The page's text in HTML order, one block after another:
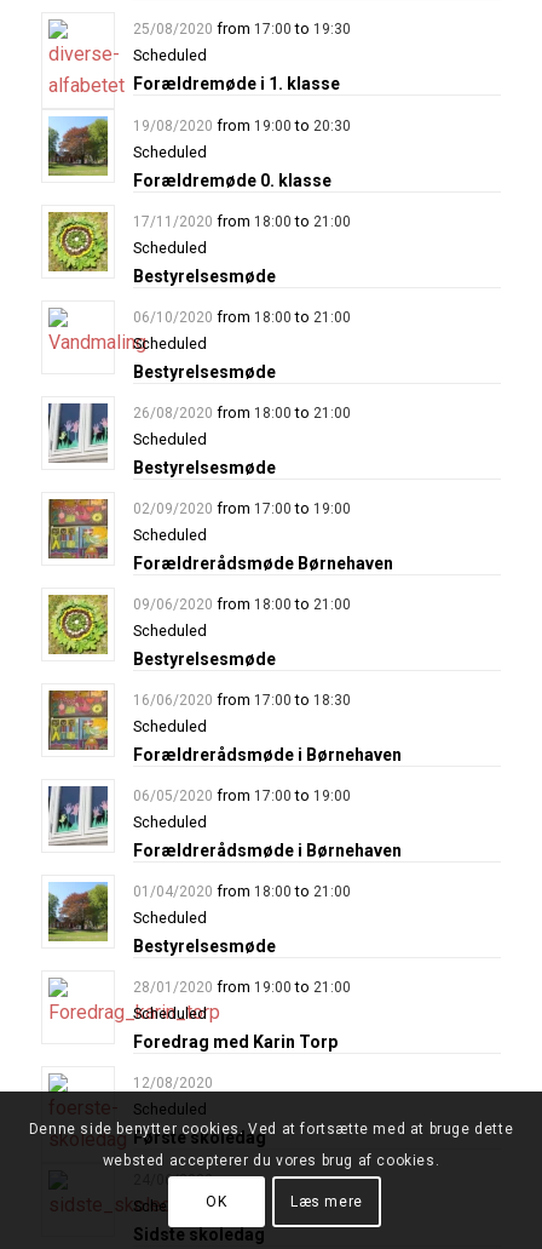
25/08/2020 from 17:00 to 19:30
Scheduled
Forældremøde i 1. klasse
19/08/2020 from 19:00 to 20:30
Scheduled
Forældremøde 0. klasse
17/11/2020 from 18:00 to 21:00
Scheduled
Bestyrelsesmøde
06/10/2020 from 18:00 to 21:00
Scheduled
Bestyrelsesmøde
26/08/2020 from 18:00 to 21:00
Scheduled
Bestyrelsesmøde
02/09/2020 from 17:00 to 19:00
Scheduled
Forældrerådsmøde Børnehaven
09/06/2020 from 18:00 to 21:00
Scheduled
Bestyrelsesmøde
16/06/2020 from 17:00 to 18:30
Scheduled
Forældrerådsmøde i Børnehaven
06/05/2020 from 17:00 to 19:00
Scheduled
Forældrerådsmøde i Børnehaven
01/04/2020 from 18:00 to 21:00
Scheduled
Bestyrelsesmøde
28/01/2020 from 19:00 to 21:00
Scheduled
Foredrag med Karin Torp
12/08/2020
Scheduled
Første skoledag
24/06/2020
Scheduled
Sidste skoledag
Denne side benytter cookies. Ved at fortsætte med at bruge dette
websted accepterer du vores brug af cookies.
OK Læs mere